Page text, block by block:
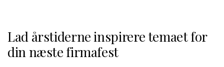
Lad årstiderne inspirere temaet for
din næste firmafest